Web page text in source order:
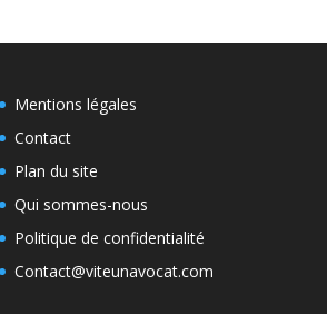
Mentions légales
Contact
Plan du site
Qui sommes-nous
Politique de confidentialité
Contact@viteunavocat.com